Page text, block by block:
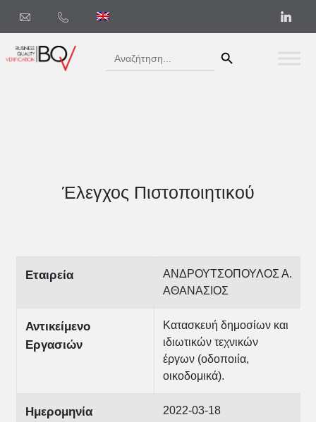
Search
for:
Έλεγχος Πιστοποιητικού
Εταιρεία
ΑΝΔΡΟΥΤΣΟΠΟΥΛΟΣ Α.
ΑΘΑΝΑΣΙΟΣ
Αντικείμενο
Εργασιών
Κατασκευή δημοσίων και
ιδιωτικών τεχνικών
έργων (οδοποιία,
οικοδομικά).
Ημερομηνία
2022-03-18